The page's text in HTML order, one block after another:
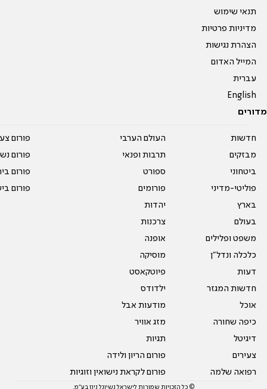
תנאי שימוש
מדיניות פרטיות
הצהרת נגישות
המייל האדום
עברית
English
מדורים
חדשות
מבזקים
ביטחוני
פוליטי-מדיני
בארץ
בעולם
משפט ופלילים
כלכלה ונדל"ן
דעות
חדשות המגזר
אוכל
כיפה שחורה
דיגיטל
צעירים
רפואה שלמה
העולם הערבי
תרבות ופנאי
ספורט
פורומים
יהדות
צרכנות
אופנה
מוסיקה
פיוטקאסט
ילדודס
מודעות אבל
מזג אוויר
תגיות
פורום הריון ולידה
פורום לקראת נישואין וזוגיות
פורום
פורום
פורום
פורום
© כל הזכויות שמורות לישראל נשיונל ניוז בע"מ.